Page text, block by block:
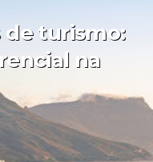
de turismo:
na